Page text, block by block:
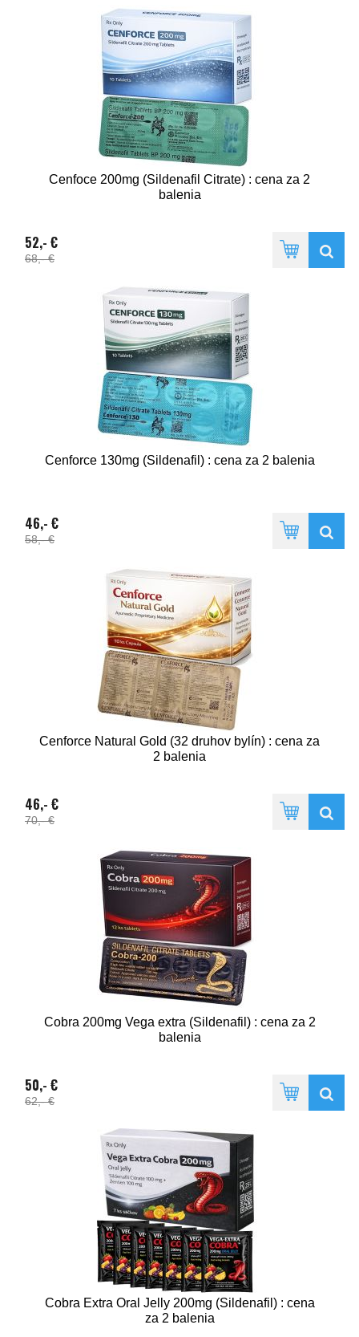
Cenfoce 200mg (Sildenafil Citrate) : cena za 2
balenia
52,- €
68,- €
Cenforce 130mg (Sildenafil) : cena za 2 balenia
46,- €
58,- €
Cenforce Natural Gold (32 druhov bylín) : cena za
2 balenia
46,- €
70,- €
Cobra 200mg Vega extra (Sildenafil) : cena za 2
balenia
50,- €
62,- €
Cobra Extra Oral Jelly 200mg (Sildenafil) : cena
za 2 balenia